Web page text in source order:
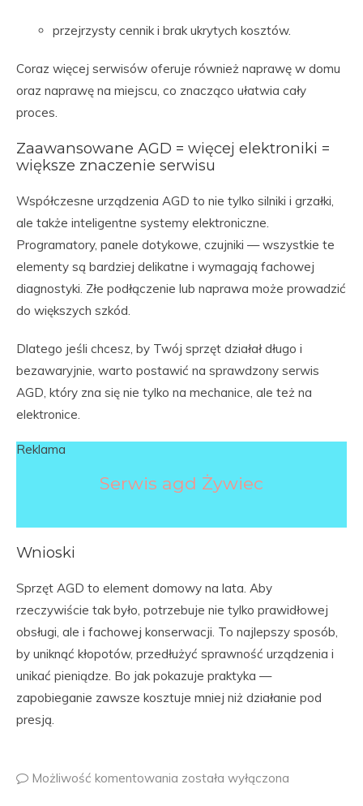
przejrzysty cennik i brak ukrytych kosztów.
Coraz więcej serwisów oferuje również naprawę w domu
oraz naprawę na miejscu, co znacząco ułatwia cały
proces.
Zaawansowane AGD = więcej elektroniki =
większe znaczenie serwisu
Współczesne urządzenia AGD to nie tylko silniki i grzałki,
ale także inteligentne systemy elektroniczne.
Programatory, panele dotykowe, czujniki — wszystkie te
elementy są bardziej delikatne i wymagają fachowej
diagnostyki. Złe podłączenie lub naprawa może prowadzić
do większych szkód.
Dlatego jeśli chcesz, by Twój sprzęt działał długo i
bezawaryjnie, warto postawić na sprawdzony serwis
AGD, który zna się nie tylko na mechanice, ale też na
elektronice.
Reklama
Serwis agd Żywiec
Wnioski
Sprzęt AGD to element domowy na lata. Aby
rzeczywiście tak było, potrzebuje nie tylko prawidłowej
obsługi, ale i fachowej konserwacji. To najlepszy sposób,
by uniknąć kłopotów, przedłużyć sprawność urządzenia i
unikać pieniądze. Bo jak pokazuje praktyka —
zapobieganie zawsze kosztuje mniej niż działanie pod
presją.
Możliwość komentowania została wyłączona